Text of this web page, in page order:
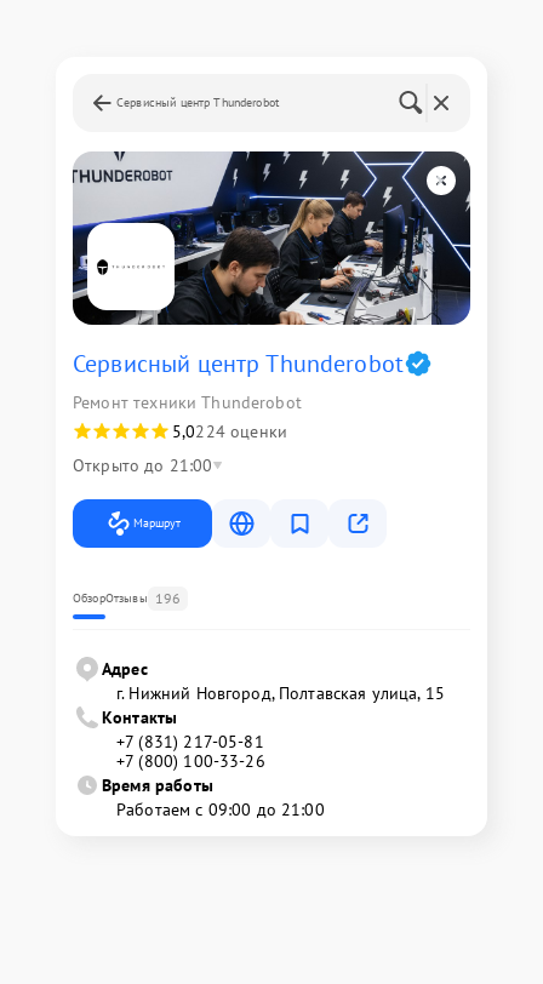
Сервисный центр Thunderobot
Сервисный центр Thunderobot
Ремонт техники Thunderobot
5,0224 оценки
Открыто до 21:00
Маршрут
ОбзорОтзывы 196
Адрес
г. Нижний Новгород, Полтавская улица, 15
Контакты
+7 (831) 217-05-81
+7 (800) 100-33-26
Время работы
Работаем с 09:00 до 21:00